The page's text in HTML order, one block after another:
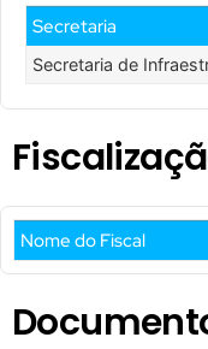
Secretaria
Secretaria de
Nome do Fiscal